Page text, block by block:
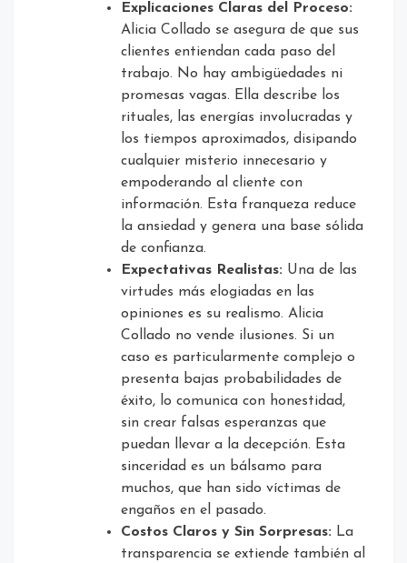
Explicaciones Claras del Proceso:
Alicia Collado se asegura de que sus
clientes entiendan cada paso del
trabajo. No hay ambigüedades ni
promesas vagas. Ella describe los
rituales, las energías involucradas y
los tiempos aproximados, disipando
cualquier misterio innecesario y
empoderando al cliente con
información. Esta franqueza reduce
la ansiedad y genera una base sólida
de confianza.
Expectativas Realistas: Una de las
virtudes más elogiadas en las
opiniones es su realismo. Alicia
Collado no vende ilusiones. Si un
caso es particularmente complejo o
presenta bajas probabilidades de
éxito, lo comunica con honestidad,
sin crear falsas esperanzas que
puedan llevar a la decepción. Esta
sinceridad es un bálsamo para
muchos, que han sido víctimas de
engaños en el pasado.
Costos Claros y Sin Sorpresas: La
transparencia se extiende también al